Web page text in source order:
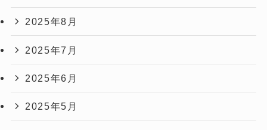
2025年8月
2025年7月
2025年6月
2025年5月